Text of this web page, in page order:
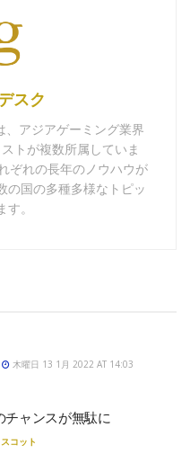
スク
、アジアゲーミング業界
トが複数所属していま
ぞれの長年のノウハウが
の国の多種多様なトピッ
。
木曜日 13 1月 2022 AT 14:03
チャンスが無駄に
コット